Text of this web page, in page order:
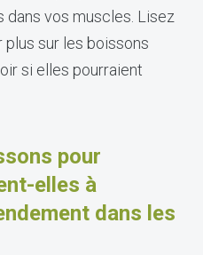
vos muscles. Lisez
plus sur les boissons
si elles pourraient
pour
elles à
dans les